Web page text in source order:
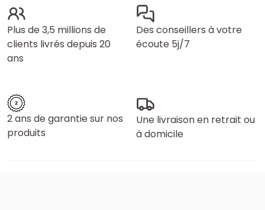
Plus de 3,5 millions de
clients livrés depuis 20
ans
Des conseillers à votre
écoute 5j/7
2 ans de garantie sur nos
produits
Une livraison en retrait ou
à domicile